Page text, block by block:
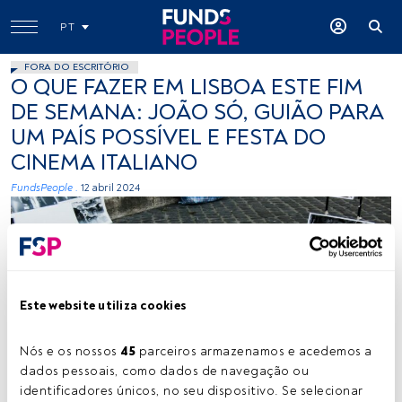
Este website utiliza cookies
Nós e os nossos 45 parceiros armazenamos e acedemos a
dados pessoais, como dados de navegação ou
identificadores únicos, no seu dispositivo. Se selecionar
PT
FORA DO ESCRITÓRIO
O QUE FAZER EM LISBOA ESTE FIM
DE SEMANA: JOÃO SÓ, GUIÃO PARA
UM PAÍS POSSÍVEL E FESTA DO
CINEMA ITALIANO
FundsPeople . 12 abril 2024
Créditos: Gabriella Clare Marino (Unsplash)